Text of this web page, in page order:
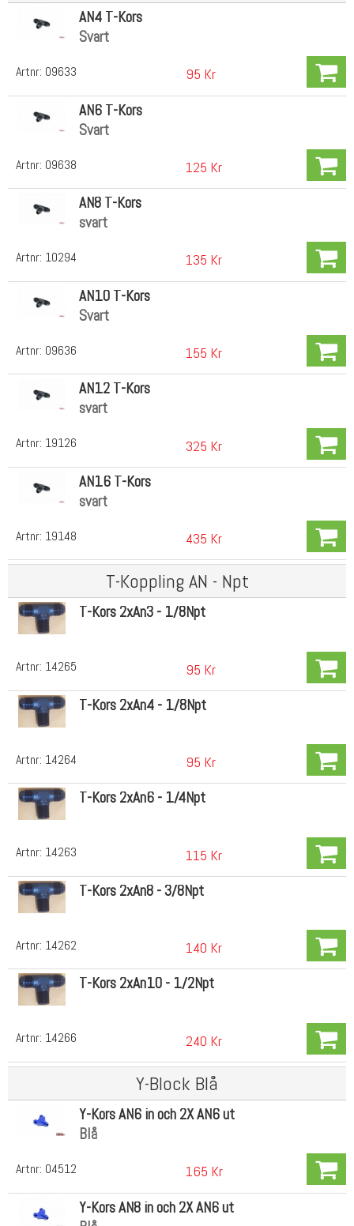
Artnr: 09633
AN4 T-Kors
Svart
95 Kr
Artnr: 09638
AN6 T-Kors
Svart
125 Kr
Artnr: 10294
AN8 T-Kors
svart
135 Kr
Artnr: 09636
AN10 T-Kors
Svart
155 Kr
Artnr: 19126
AN12 T-Kors
svart
325 Kr
Artnr: 19148
AN16 T-Kors
svart
435 Kr
T-Koppling AN - Npt
Artnr: 14265
T-Kors 2xAn3 - 1/8Npt
95 Kr
Artnr: 14264
T-Kors 2xAn4 - 1/8Npt
95 Kr
Artnr: 14263
T-Kors 2xAn6 - 1/4Npt
115 Kr
Artnr: 14262
T-Kors 2xAn8 - 3/8Npt
140 Kr
Artnr: 14266
T-Kors 2xAn10 - 1/2Npt
240 Kr
Y-Block Blå
Artnr: 04512
Y-Kors AN6 in och 2X AN6 ut
Blå
165 Kr
Y-Kors AN8 in och 2X AN6 ut